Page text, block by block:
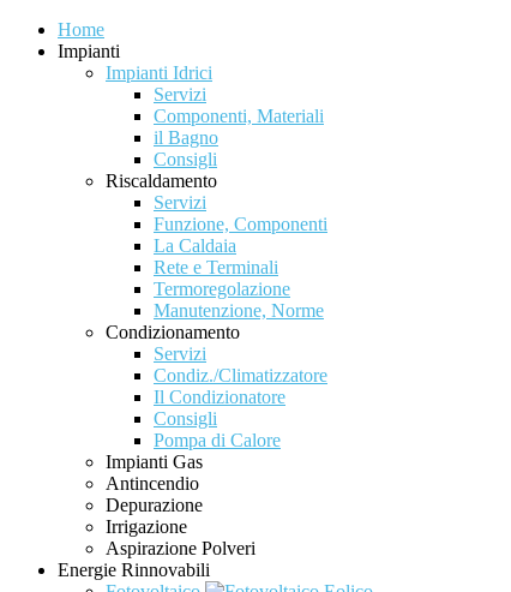
Home
Impianti
Impianti Idrici
Servizi
Componenti, Materiali
il Bagno
Consigli
Riscaldamento
Servizi
Funzione, Componenti
La Caldaia
Rete e Terminali
Termoregolazione
Manutenzione, Norme
Condizionamento
Servizi
Condiz./Climatizzatore
Il Condizionatore
Consigli
Pompa di Calore
Impianti Gas
Antincendio
Depurazione
Irrigazione
Aspirazione Polveri
Energie Rinnovabili